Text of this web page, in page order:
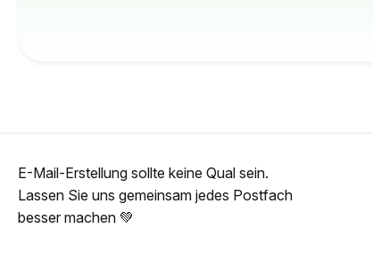
E-Mail-Erstellung sollte keine Qual sein.
Lassen Sie uns gemeinsam jedes Postfach
besser machen 💚